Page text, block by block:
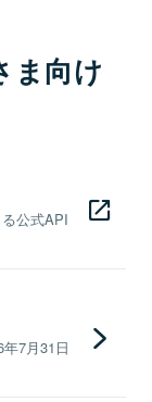
ま向け
公式API
7月31日